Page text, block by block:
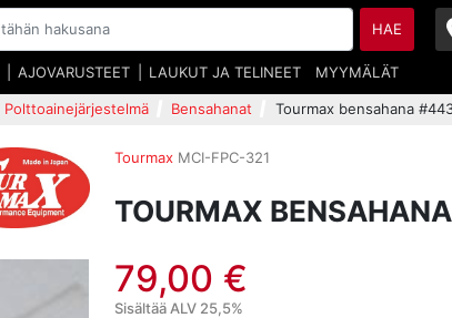
HAE
AJOVARUSTEET LAUKUT JA TELINEET MYYMÄLÄT
Polttoainejärjestelmä Bensahanat Tourmax bensahana
Tourmax MCI-FPC-321
TOURMAX
79,00 €
Sisältää ALV 25,5%